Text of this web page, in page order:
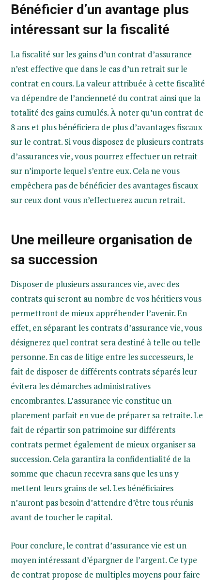
Bénéficier d’un avantage plus
intéressant sur la fiscalité
La fiscalité sur les gains d’un contrat d’assurance
n’est effective que dans le cas d’un retrait sur le
contrat en cours. La valeur attribuée à cette fiscalité
va dépendre de l’ancienneté du contrat ainsi que la
totalité des gains cumulés. À noter qu’un contrat de
8 ans et plus bénéficiera de plus d’avantages fiscaux
sur le contrat. Si vous disposez de plusieurs contrats
d’assurances vie, vous pourrez effectuer un retrait
sur n’importe lequel s’entre eux. Cela ne vous
empêchera pas de bénéficier des avantages fiscaux
sur ceux dont vous n’effectuerez aucun retrait.
Une meilleure organisation de
sa succession
Disposer de plusieurs assurances vie, avec des
contrats qui seront au nombre de vos héritiers vous
permettront de mieux appréhender l’avenir. En
effet, en séparant les contrats d’assurance vie, vous
désignerez quel contrat sera destiné à telle ou telle
personne. En cas de litige entre les successeurs, le
fait de disposer de différents contrats séparés leur
évitera les démarches administratives
encombrantes. L’assurance vie constitue un
placement parfait en vue de préparer sa retraite. Le
fait de répartir son patrimoine sur différents
contrats permet également de mieux organiser sa
succession. Cela garantira la confidentialité de la
somme que chacun recevra sans que les uns y
mettent leurs grains de sel. Les bénéficiaires
n’auront pas besoin d’attendre d’être tous réunis
avant de toucher le capital.
Pour conclure, le contrat d’assurance vie est un
moyen intéressant d’épargner de l’argent. Ce type
de contrat propose de multiples moyens pour faire